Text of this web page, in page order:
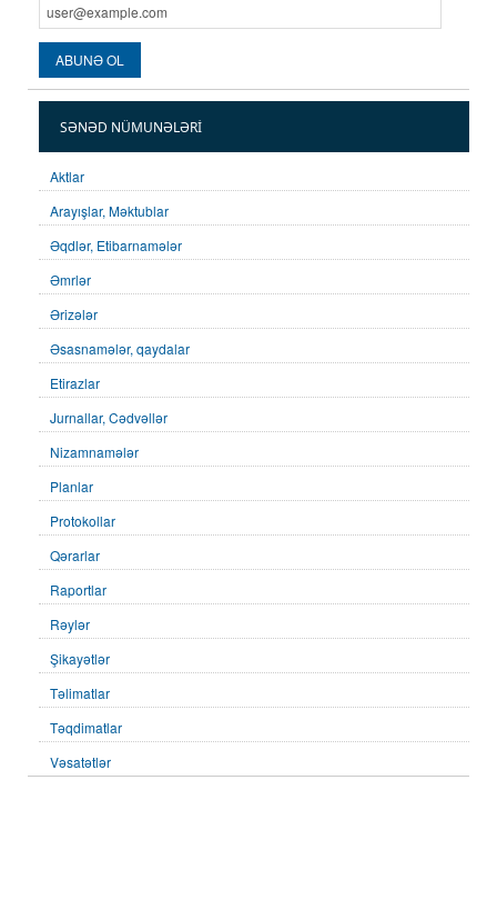
SƏNƏD NÜMUNƏLƏRI
Aktlar
Arayışlar, Məktublar
Əqdlər, Etibarnamələr
Əmrlər
Ərizələr
Əsasnamələr, qaydalar
Etirazlar
Jurnallar, Cədvəllər
Nizamnamələr
Planlar
Protokollar
Qərarlar
Raportlar
Rəylər
Şikayətlər
Təlimatlar
Təqdimatlar
Vəsatətlər